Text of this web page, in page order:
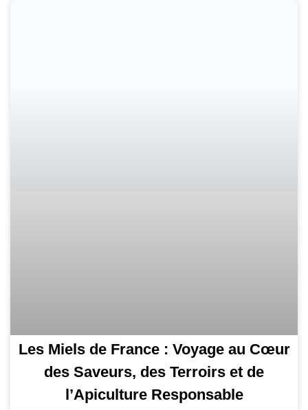
Les Miels de France : Voyage au Cœur
des Saveurs, des Terroirs et de
l’Apiculture Responsable